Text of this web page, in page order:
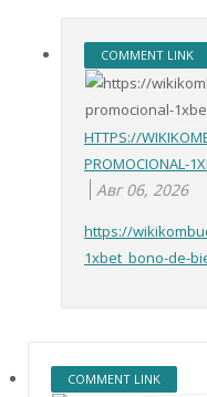
COMMENT LINK
HTTPS://
PROMOCIONAL-
Авг 06, 2026
https://
1xbet_bono-de-
COMMENT LINK